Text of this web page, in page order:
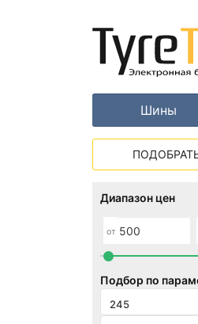
Шины
Диапазон цен
от
Подбор по
245